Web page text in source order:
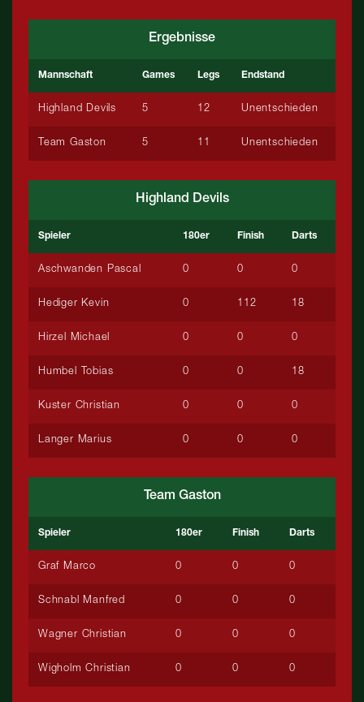
Ergebnisse
Mannschaft Games Legs Endstand
Highland Devils 5 12 Unentschieden
Team Gaston 5 11 Unentschieden
Highland Devils
Spieler 180er Finish Darts
Aschwanden Pascal 0 0 0
Hediger Kevin 0 112 18
Hirzel Michael 0 0 0
Humbel Tobias 0 0 18
Kuster Christian 0 0 0
Langer Marius 0 0 0
Team Gaston
Spieler 180er Finish Darts
Graf Marco 0 0 0
Schnabl Manfred 0 0 0
Wagner Christian 0 0 0
Wigholm Christian 0 0 0